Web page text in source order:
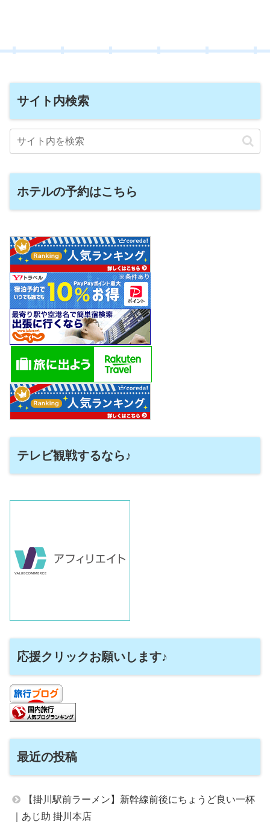
サイト内検索
ホテルの予約はこちら
テレビ観戦するなら♪
応援クリックお願いします♪
最近の投稿
【掛川駅前ラーメン】新幹線前後にちょうど良い一杯
｜あじ助 掛川本店